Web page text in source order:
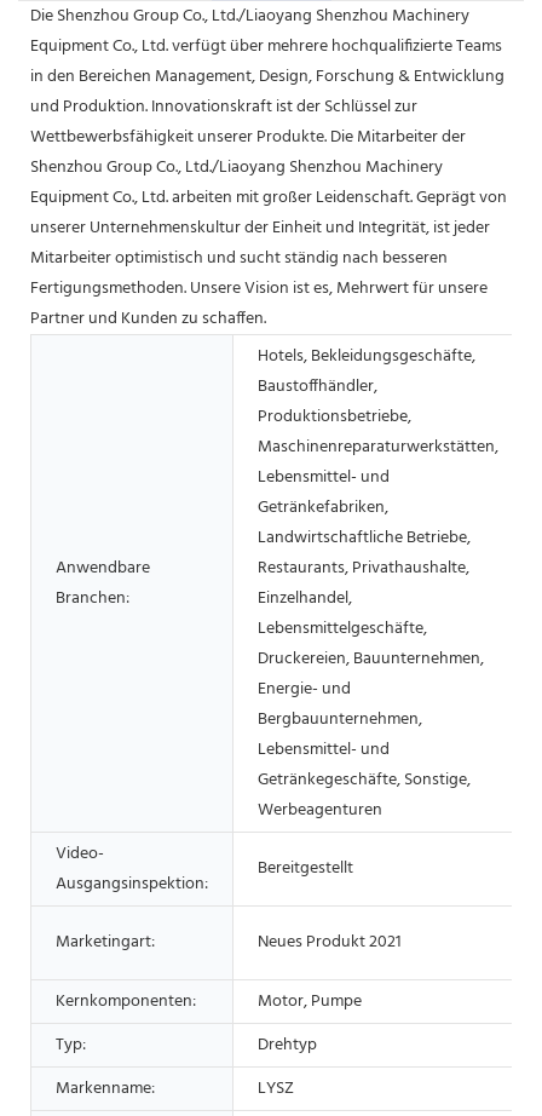
Die Shenzhou Group Co., Ltd./Liaoyang Shenzhou Machinery
Equipment Co., Ltd. verfügt über mehrere hochqualifizierte Teams
in den Bereichen Management, Design, Forschung & Entwicklung
und Produktion. Innovationskraft ist der Schlüssel zur
Wettbewerbsfähigkeit unserer Produkte. Die Mitarbeiter der
Shenzhou Group Co., Ltd./Liaoyang Shenzhou Machinery
Equipment Co., Ltd. arbeiten mit großer Leidenschaft. Geprägt von
unserer Unternehmenskultur der Einheit und Integrität, ist jeder
Mitarbeiter optimistisch und sucht ständig nach besseren
Fertigungsmethoden. Unsere Vision ist es, Mehrwert für unsere
Partner und Kunden zu schaffen.
Anwendbare
Branchen:
Hotels, Bekleidungsgeschäfte,
Baustoffhändler,
Produktionsbetriebe,
Maschinenreparaturwerkstätten,
Lebensmittel- und
Getränkefabriken,
Landwirtschaftliche Betriebe,
Restaurants, Privathaushalte,
Einzelhandel,
Lebensmittelgeschäfte,
Druckereien, Bauunternehmen,
Energie- und
Bergbauunternehmen,
Lebensmittel- und
Getränkegeschäfte, Sonstige,
Werbeagenturen
Video-
Ausgangsinspektion:
Bereitgestellt
Marketingart: Neues Produkt 2021
Kernkomponenten:
Motor, Pumpe
Typ:
Drehtyp
Markenname:
LYSZ